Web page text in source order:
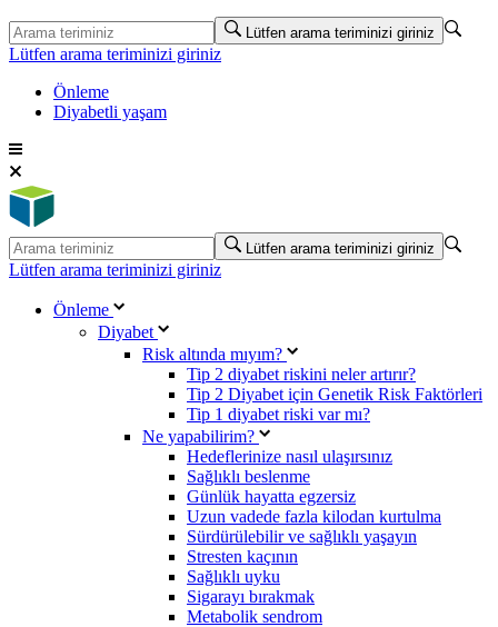
Lütfen arama teriminizi giriniz
Lütfen arama teriminizi giriniz
Önleme
Diyabetli yaşam
Lütfen arama teriminizi giriniz
Lütfen arama teriminizi giriniz
Önleme
Diyabet
Risk altında mıyım?
Tip 2 diyabet riskini neler artırır?
Tip 2 Diyabet için Genetik Risk Faktörleri
Tip 1 diyabet riski var mı?
Ne yapabilirim?
Hedeflerinize nasıl ulaşırsınız
Sağlıklı beslenme
Günlük hayatta egzersiz
Uzun vadede fazla kilodan kurtulma
Sürdürülebilir ve sağlıklı yaşayın
Stresten kaçının
Sağlıklı uyku
Sigarayı bırakmak
Metabolik sendrom